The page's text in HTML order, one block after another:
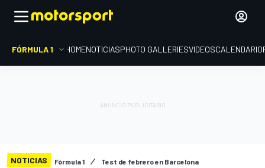
FÓRMULA 1 HOMENOTICIASPHOTO GALLERIESVIDEOSCALENDARIO
NOTICIAS Fórmula 1 Test de febrero en Barcelona